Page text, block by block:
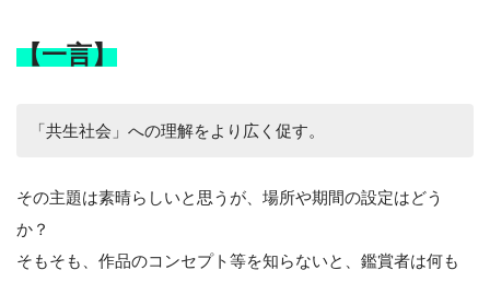
【一言】
「共生社会」への理解をより広く促す。
その主題は素晴らしいと思うが、場所や期間の設定はどう
か？
そもそも、作品のコンセプト等を知らないと、鑑賞者は何も